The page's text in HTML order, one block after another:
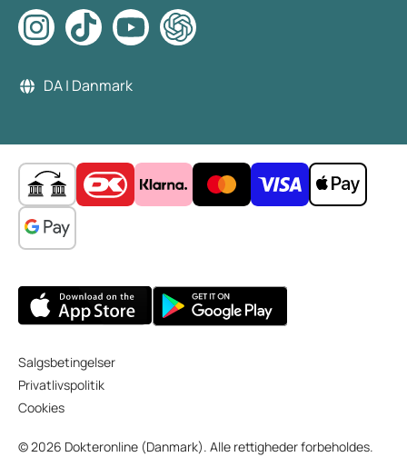
DA | Danmark
Salgsbetingelser
Privatlivspolitik
Cookies
© 2026 Dokteronline (Danmark). Alle rettigheder forbeholdes.